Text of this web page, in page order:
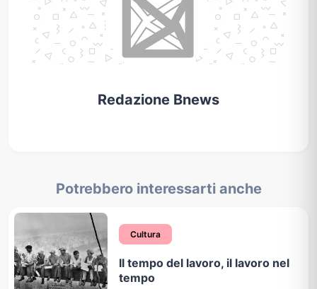
Redazione Bnews
Potrebbero interessarti anche
Cultura
Il tempo del lavoro, il lavoro nel
tempo